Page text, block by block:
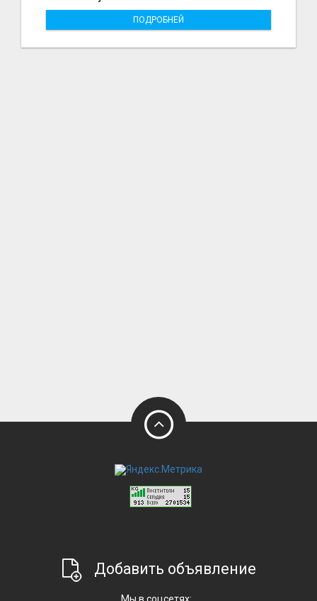
ПОДРОБНЕЙ
Добавить объявление